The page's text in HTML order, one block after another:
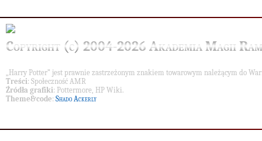
Copyright (c) 2004-2026 Akademia Magii
„Harry Potter” jest prawnie zastrzeżonym znakiem towarowym należącym do
Treści: Społeczność AMR
Źródła grafiki: Pottermore, HP Wiki.
Theme&code: Shado Ackerly